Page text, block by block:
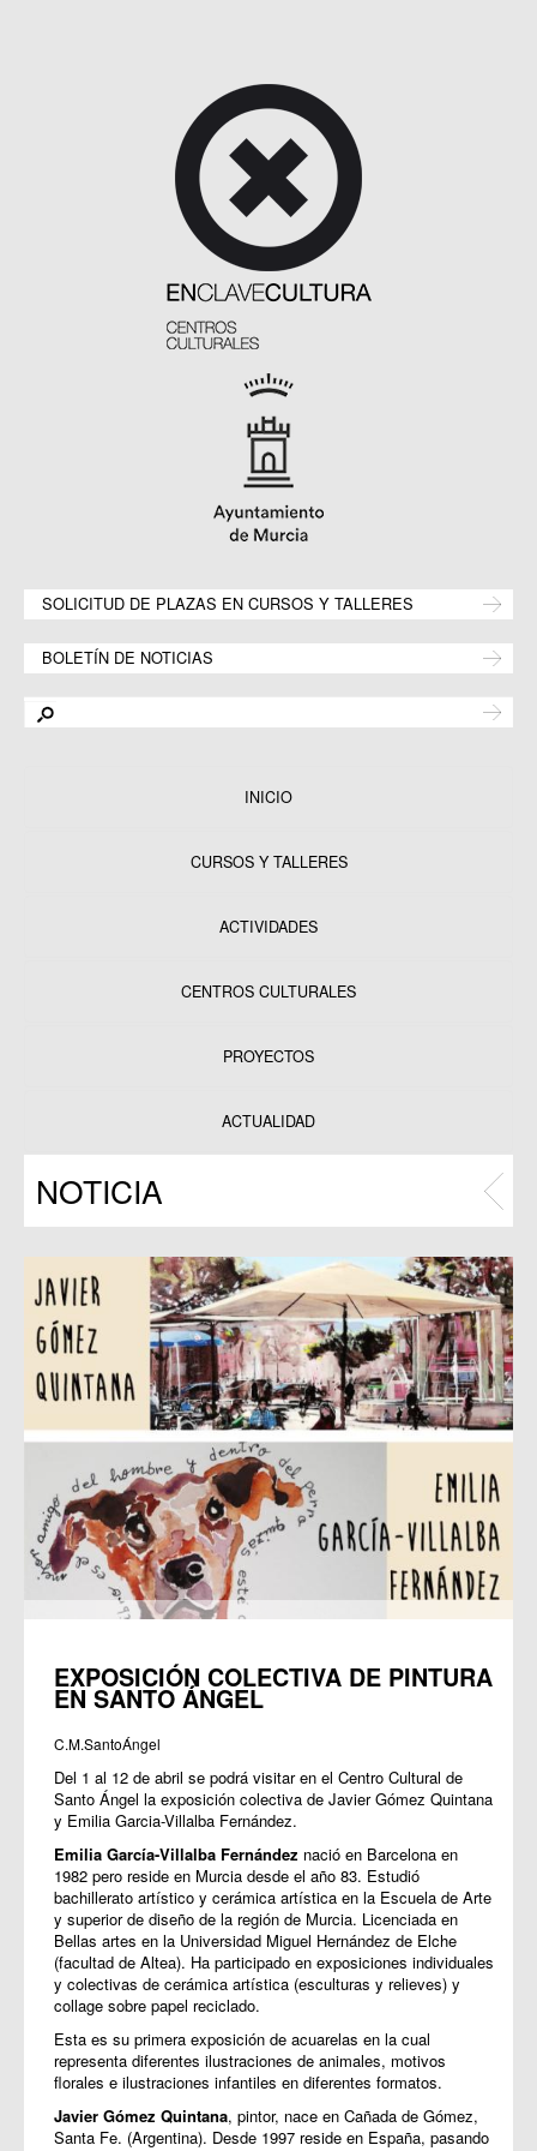
SOLICITUD DE PLAZAS EN CURSOS Y TALLERES
BOLETÍN DE NOTICIAS
INICIO
CURSOS Y TALLERES
ACTIVIDADES
CENTROS CULTURALES
PROYECTOS
Programas
ACTUALIDAD
NOTICIA
EXPOSICIÓN COLECTIVA DE PINTURA
EN SANTO ÁNGEL
C.M.SantoÁngel
Del 1 al 12 de abril se podrá visitar en el Centro Cultural de
Santo Ángel la exposición colectiva de Javier Gómez Quintana
y Emilia Garcia-Villalba Fernández.
Emilia García-Villalba Fernández nació en Barcelona en
1982 pero reside en Murcia desde el año 83. Estudió
bachillerato artístico y cerámica artística en la Escuela de Arte
y superior de diseño de la región de Murcia. Licenciada en
Bellas artes en la Universidad Miguel Hernández de Elche
(facultad de Altea). Ha participado en exposiciones individuales
y colectivas de cerámica artística (esculturas y relieves) y
collage sobre papel reciclado.
Esta es su primera exposición de acuarelas en la cual
representa diferentes ilustraciones de animales, motivos
florales e ilustraciones infantiles en diferentes formatos.
Javier Gómez Quintana, pintor, nace en Cañada de Gómez,
Santa Fe. (Argentina). Desde 1997 reside en España, pasando